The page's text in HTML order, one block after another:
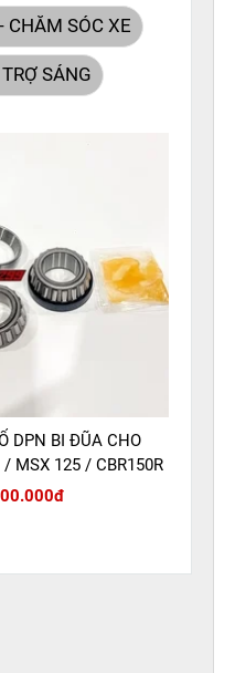
CHĂM SÓC XE
SÁNG
DPN BI ĐŨA CHO
/ MSX 125 / CBR150R